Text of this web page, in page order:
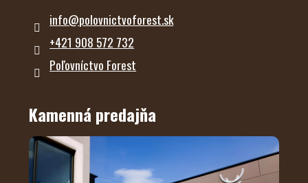
info@polovnictvoforest.sk
+421 908 572 732
Poľovníctvo Forest
Kamenná predajňa